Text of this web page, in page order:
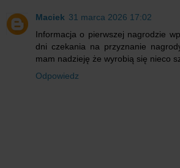
Maciek 31 marca 2026 17:02
Informacja o pierwszej nagrodzie
dni czekania na przyznanie
mam nadzieję że wyrobią się nieco
Odpowiedz